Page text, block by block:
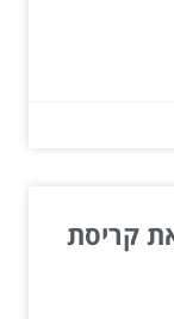
קריסת